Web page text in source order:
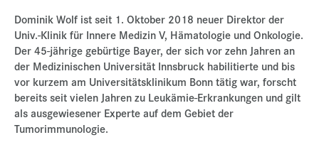
Jobs
Kontakt
Datenschutz
Service-Links
de |en
Dominik Wolf ist seit 1. Oktober 2018 neuer Direktor der
Univ.-Klinik für Innere Medizin V, Hämatologie und Onkologie.
Der 45-jährige gebürtige Bayer, der sich vor zehn Jahren an
der Medizinischen Universität Innsbruck habilitierte und bis
vor kurzem am Universitätsklinikum Bonn tätig war, forscht
bereits seit vielen Jahren zu Leukämie-Erkrankungen und gilt
als ausgewiesener Experte auf dem Gebiet der
Tumorimmunologie.